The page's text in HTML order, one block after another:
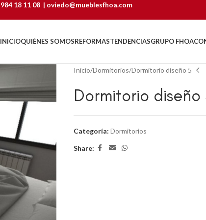
984 18 11 08| oviedo@mueblesfhoa.com
INICIOQUIÉNES SOMOSREFORMASTENDENCIASGRUPO FHOA
Inicio Dormitorios Dormitorio diseño 5
Dormitorio diseño
Categoría: Dormitorios
Share: